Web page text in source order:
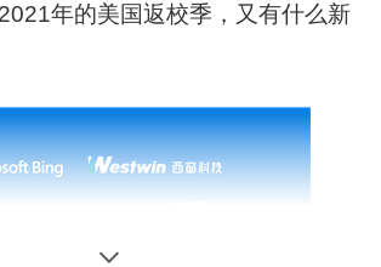
年的美国返校季，又有什么新